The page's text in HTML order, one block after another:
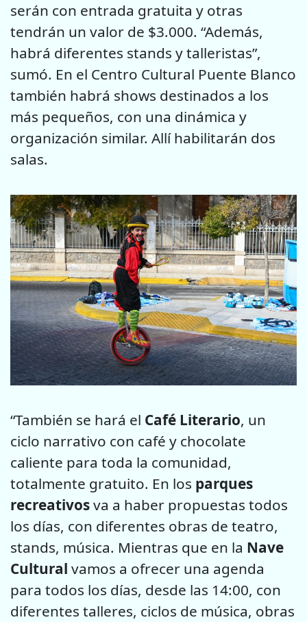
serán con entrada gratuita y otras
tendrán un valor de $3.000. “Además,
habrá diferentes stands y talleristas”,
sumó. En el Centro Cultural Puente Blanco
también habrá shows destinados a los
más pequeños, con una dinámica y
organización similar. Allí habilitarán dos
salas.
“También se hará el Café Literario, un
ciclo narrativo con café y chocolate
caliente para toda la comunidad,
totalmente gratuito. En los parques
recreativosva a haber propuestas todos
los días, con diferentes obras de teatro,
stands, música. Mientras que en la Nave
Cultural vamos a ofrecer una agenda
para todos los días, desde las 14:00, con
diferentes talleres, ciclos de música, obras